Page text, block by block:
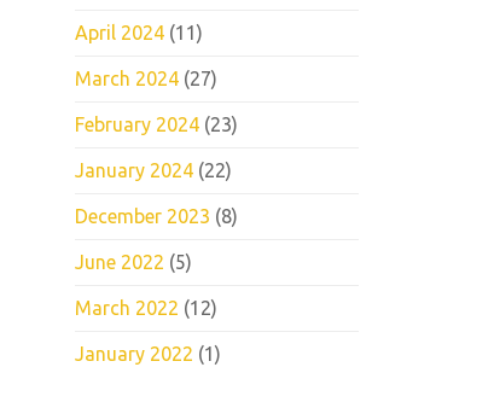
April 2024 (11)
March 2024 (27)
February 2024 (23)
January 2024 (22)
December 2023 (8)
June 2022 (5)
March 2022 (12)
January 2022 (1)